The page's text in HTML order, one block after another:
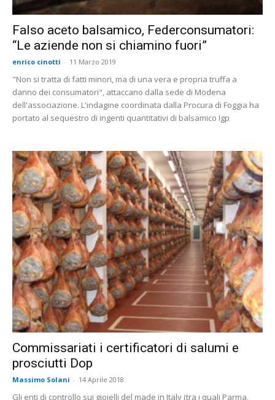
Falso aceto balsamico, Federconsumatori:
“Le aziende non si chiamino fuori”
enrico cinotti - 11 Marzo 2019
"Non si tratta di fatti minori, ma di una vera e propria truffa a
danno dei consumatori", attaccano dalla sede di Modena
dell'associazione. L'indagine coordinata dalla Procura di Foggia ha
portato al sequestro di ingenti quantitativi di balsamico Igp
Commissariati i certificatori di salumi e
prosciutti Dop
Massimo Solani - 14 Aprile 2018
Gli enti di controllo sui gioielli del made in Italy (tra i quali Parma,